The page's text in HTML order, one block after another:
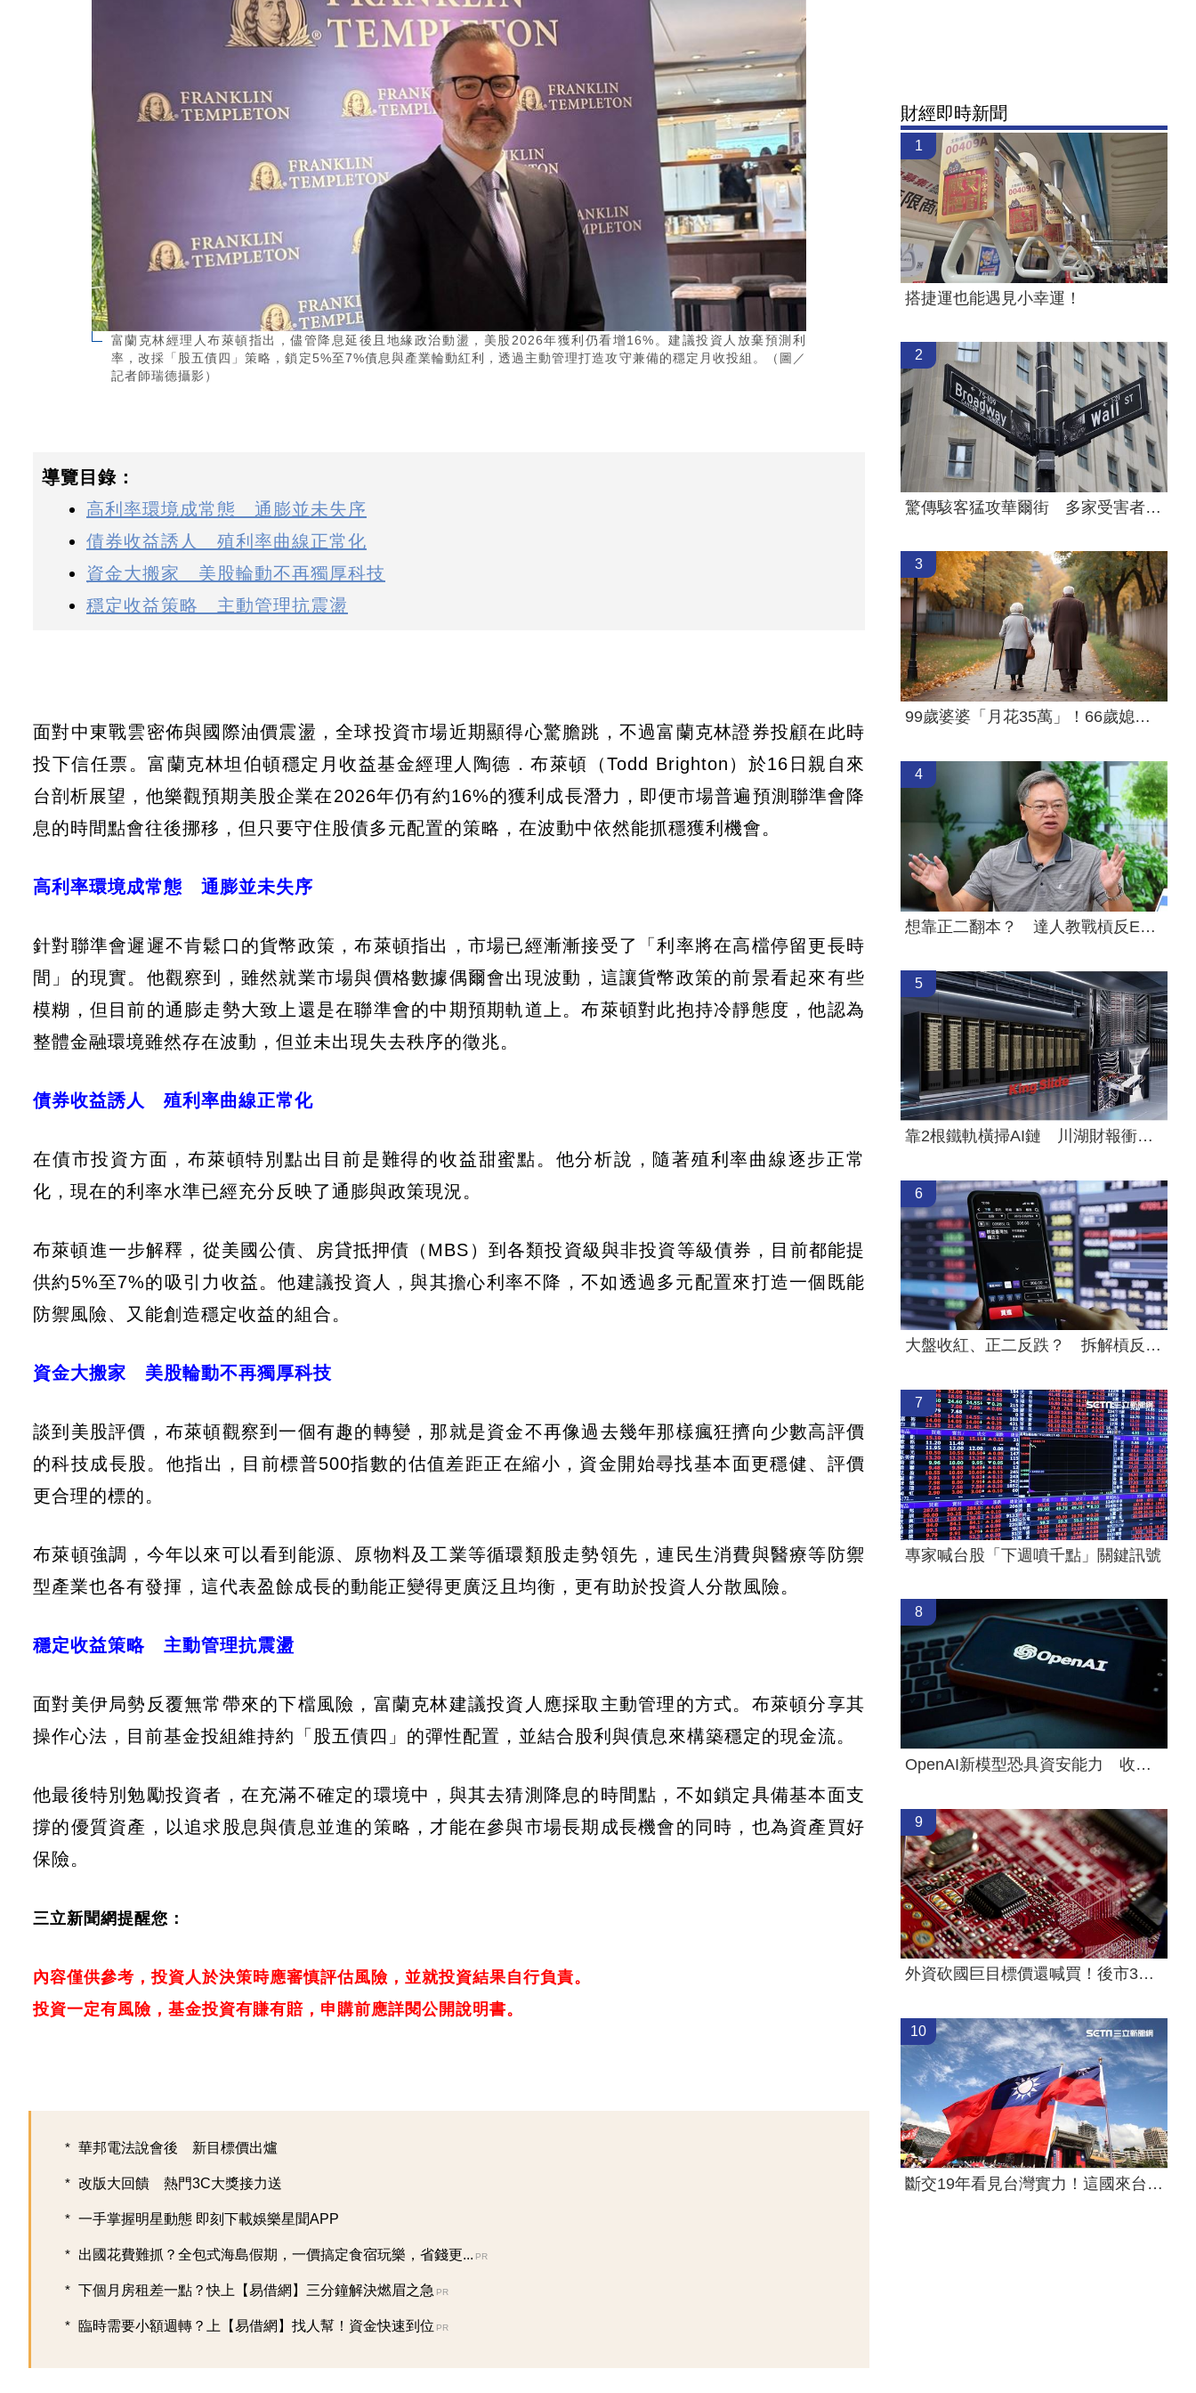
富蘭克林經理人布萊頓指出，儘管降息延後且地緣政治動盪，美股2026年獲利仍看增16%。建議投資人放棄預測利
率，改採「股五債四」策略，鎖定5%至7%債息與產業輪動紅利，透過主動管理打造攻守兼備的穩定月收投組。（圖／
記者師瑞德攝影）
導覽目錄：
高利率環境成常態 通膨並未失序
債券收益誘人 殖利率曲線正常化
資金大搬家 美股輪動不再獨厚科技
穩定收益策略 主動管理抗震盪
面對中東戰雲密佈與國際油價震盪，全球投資市場近期顯得心驚膽跳，不過富蘭克林證券投顧在此時
投下信任票。富蘭克林坦伯頓穩定月收益基金經理人陶德．布萊頓（Todd Brighton）於16日親自來
台剖析展望，他樂觀預期美股企業在2026年仍有約16%的獲利成長潛力，即便市場普遍預測聯準會降
息的時間點會往後挪移，但只要守住股債多元配置的策略，在波動中依然能抓穩獲利機會。
高利率環境成常態 通膨並未失序
針對聯準會遲遲不肯鬆口的貨幣政策，布萊頓指出，市場已經漸漸接受了「利率將在高檔停留更長時
間」的現實。他觀察到，雖然就業市場與價格數據偶爾會出現波動，這讓貨幣政策的前景看起來有些
模糊，但目前的通膨走勢大致上還是在聯準會的中期預期軌道上。布萊頓對此抱持冷靜態度，他認為
整體金融環境雖然存在波動，但並未出現失去秩序的徵兆。
債券收益誘人 殖利率曲線正常化
在債市投資方面，布萊頓特別點出目前是難得的收益甜蜜點。他分析說，隨著殖利率曲線逐步正常
化，現在的利率水準已經充分反映了通膨與政策現況。
布萊頓進一步解釋，從美國公債、房貸抵押債（MBS）到各類投資級與非投資等級債券，目前都能提
供約5%至7%的吸引力收益。他建議投資人，與其擔心利率不降，不如透過多元配置來打造一個既能
防禦風險、又能創造穩定收益的組合。
資金大搬家 美股輪動不再獨厚科技
談到美股評價，布萊頓觀察到一個有趣的轉變，那就是資金不再像過去幾年那樣瘋狂擠向少數高評價
的科技成長股。他指出，目前標普500指數的估值差距正在縮小，資金開始尋找基本面更穩健、評價
更合理的標的。
布萊頓強調，今年以來可以看到能源、原物料及工業等循環類股走勢領先，連民生消費與醫療等防禦
型產業也各有發揮，這代表盈餘成長的動能正變得更廣泛且均衡，更有助於投資人分散風險。
穩定收益策略 主動管理抗震盪
面對美伊局勢反覆無常帶來的下檔風險，富蘭克林建議投資人應採取主動管理的方式。布萊頓分享其
操作心法，目前基金投組維持約「股五債四」的彈性配置，並結合股利與債息來構築穩定的現金流。
他最後特別勉勵投資者，在充滿不確定的環境中，與其去猜測降息的時間點，不如鎖定具備基本面支
撐的優質資產，以追求股息與債息並進的策略，才能在參與市場長期成長機會的同時，也為資產買好
保險。
三立新聞網提醒您：
內容僅供參考，投資人於決策時應審慎評估風險，並就投資結果自行負責。
投資一定有風險，基金投資有賺有賠，申購前應詳閱公開說明書。
華邦電法說會後 新目標價出爐
改版大回饋 熱門3C大獎接力送
一手掌握明星動態 即刻下載娛樂星聞APP
出國花費難抓？全包式海島假期，一價搞定食宿玩樂，省錢更... PR
下個月房租差一點？快上【易借網】三分鐘解決燃眉之急 PR
臨時需要小額週轉？上【易借網】找人幫！資金快速到位 PR
財經即時新聞
1
搭捷運也能遇見小幸運！
2
驚傳駭客猛攻華爾街 多家受害者已吐贖金
3
99歲婆婆「月花35萬」！66歲媳無法退休
4
想靠正二翻本？ 達人教戰槓反ETF心法
5
靠2根鐵軌橫掃AI鏈 川湖財報衝上萬金股
6
大盤收紅、正二反跌？ 拆解槓反ETF秒懂
7
專家喊台股「下週噴千點」關鍵訊號
8
OpenAI新模型恐具資安能力 收緊研發管控
9
外資砍國巨目標價還喊買！後市3指標曝
10
斷交19年看見台灣實力！這國來台尋找商機